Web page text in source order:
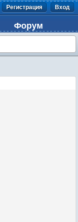
Регистрация Вход
Форум